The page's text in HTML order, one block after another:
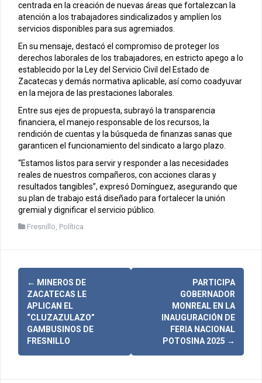
centrada en la creación de nuevas áreas que fortalezcan la
atención a los trabajadores sindicalizados y amplíen los
servicios disponibles para sus agremiados.
En su mensaje, destacó el compromiso de proteger los
derechos laborales de los trabajadores, en estricto apego a lo
establecido por la Ley del Servicio Civil del Estado de
Zacatecas y demás normativa aplicable, así como coadyuvar
en la mejora de las prestaciones laborales.
Entre sus ejes de propuesta, subrayó la transparencia
financiera, el manejo responsable de los recursos, la
rendición de cuentas y la búsqueda de finanzas sanas que
garanticen el funcionamiento del sindicato a largo plazo.
“Estamos listos para servir y responder a las necesidades
reales de nuestros compañeros, con acciones claras y
resultados tangibles”, expresó Domínguez, asegurando que
su plan de trabajo está diseñado para fortalecer la unión
gremial y dignificar el servicio público.
Fresnillo, Política
N
e
← MINEROS DE
ZACATECAS LE
APLICAN EL
“CLUZAZULAZO”
GAMBUSINOS DE
FRESNILLO
PARTICIPA
GOBERNADOR
MONREAL EN LA
INAUGURACIÓN DE
FERIA NACIONAL
POTOSINA 2025 →